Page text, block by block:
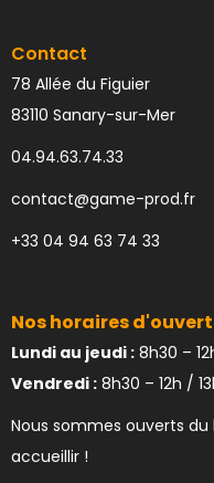
Contact
78 Allée du Figuier
83110 Sanary-sur-Mer
04.94.63.74.33
contact@game-prod.fr
+33 04 94 63 74 33
Nos horaires
Lundi au jeudi : 8h30 –
Vendredi : 8h30 – 12h /
Nous sommes ouverts
accueillir !